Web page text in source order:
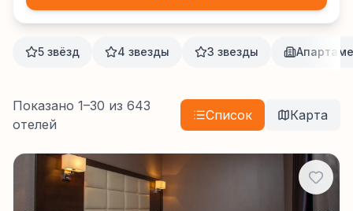
5 звёзд 4 звезды 3 звезды
Показано 1–30 из 643
отелей
Список Карта